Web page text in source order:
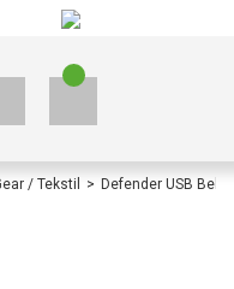
/ Tekstil Defender USB